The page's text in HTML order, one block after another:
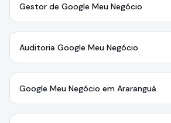
Gestor de Google Meu Negócio
Auditoria Google Meu Negócio
Google Meu Negócio em Araranguá